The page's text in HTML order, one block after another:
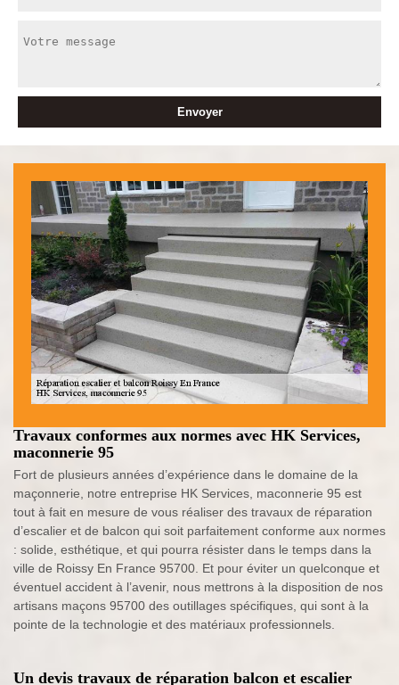
Travaux conformes aux normes avec HK Services,
maconnerie 95
Fort de plusieurs années d’expérience dans le domaine de la
maçonnerie, notre entreprise HK Services, maconnerie 95 est
tout à fait en mesure de vous réaliser des travaux de réparation
d’escalier et de balcon qui soit parfaitement conforme aux normes
: solide, esthétique, et qui pourra résister dans le temps dans la
ville de Roissy En France 95700. Et pour éviter un quelconque et
éventuel accident à l’avenir, nous mettrons à la disposition de nos
artisans maçons 95700 des outillages spécifiques, qui sont à la
pointe de la technologie et des matériaux professionnels.
Un devis travaux de réparation balcon et escalier